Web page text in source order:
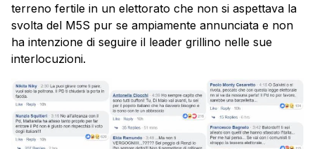
terreno fertile in un elettorato che non si aspettava la
svolta del M5S pur se ampiamente annunciata e non
ha intenzione di seguire il leader grillino nelle sue
interlocuzioni.